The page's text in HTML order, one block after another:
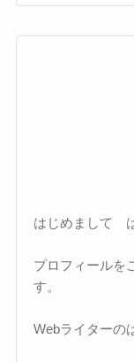
はじめまして
プロフィールを
す。
Webライターの